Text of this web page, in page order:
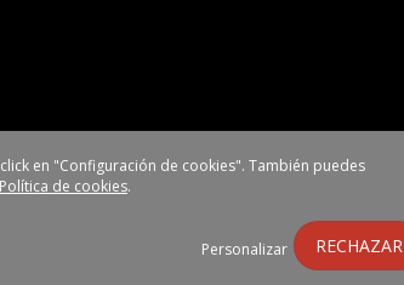
https://www.ehlis.es
en "Configuración de cookies". También puedes
Política de cookies.
Personalizar RECHAZAR